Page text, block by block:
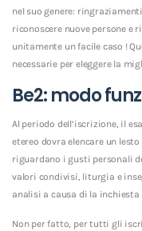
nel suo genere:
riconoscere nuove persone e
unitamente un facile caso !
necessarie per eleggere la
Be2: modo
Al periodo dell’iscrizione, il
etereo dovra elencare un
riguardano i gusti personali
valori condivisi, liturgia e
analisi a causa di la inchiesta
Non per fatto, per tutti gli